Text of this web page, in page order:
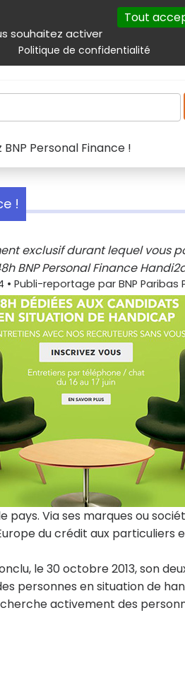
souhaitez activer
Tout
Politique de confidentialité
Autres services
Emploi Droit
Personal Finance !
!
exclusif durant lequel vous
BNP Personal Finance
• Publi-reportage par BNP Paribas
Via ses marques ou
du crédit aux
le 30 octobre 2013, son
personnes en situation de
activement des